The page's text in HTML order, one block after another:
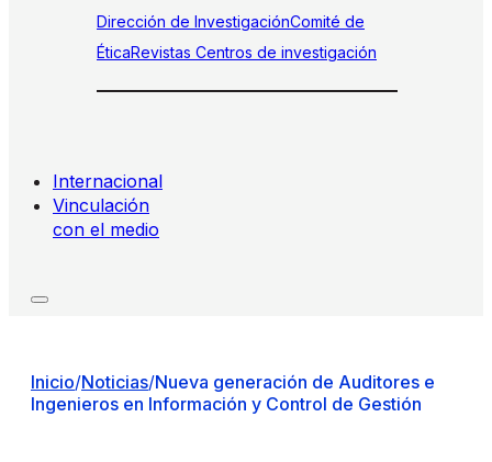
Dirección de InvestigaciónComité de
ÉticaRevistas Centros de investigación
Internacional
Vinculación
con el medio
Inicio/Noticias/Nueva generación de Auditores e
Ingenieros en Información y Control de Gestión